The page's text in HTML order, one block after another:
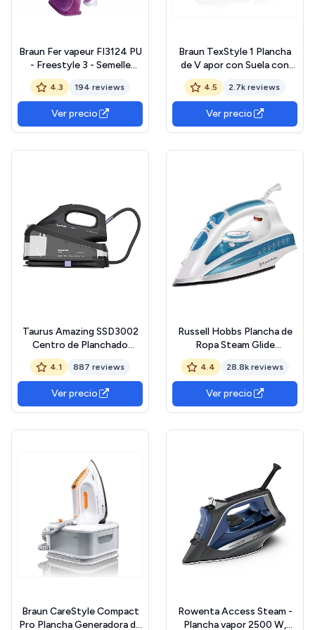
Braun Fer vapeur FI3124 PU
- Freestyle 3 - Semelle
SuperCéramic
4.3 194 reviews
Ver precio
Braun TexStyle 1 Plancha
de V apor con Suela con
Revestimiento
SuperCeramic, Planchado
Ligero y Rápido,
Calentamiento Rápido,
Modo Eco, Rellenado Fácil
4.5 2.7k reviews
Ver precio
Taurus Amazing SSD3002
Centro de Planchado
3000w, 3000 W, Plástico,
Multicolor
4.1 887 reviews
Ver precio
Russell Hobbs Plancha de
Ropa Steam Glide
Professional - 2600 W,
Suela de Cerámica,
Antideslizante, Planchado
Seco, Golpe Vapor 210g,
Vapor Continuo 70g,
4.4 28.8k reviews
Ver precio
Braun CareStyle Compact
Pro Plancha Generadora de
Rowenta Access Steam -
Plancha vapor 2500 W,